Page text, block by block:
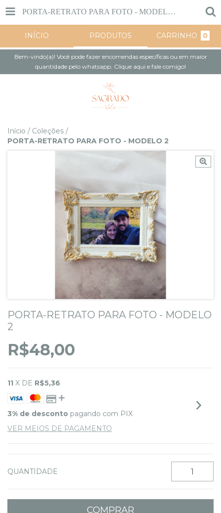
PORTA-RETRATO PARA FOTO - MODELO 2
INÍCIO PRODUTOS CARRINHO 0
Bem-vindo(a)! Você pode fazer encomendas específicas ou em maior
quantidade pelo whatsapp. Clique aqui e fale comigo!
Início / Coleções /
PORTA-RETRATO PARA FOTO - MODELO 2
PORTA-RETRATO PARA FOTO - MODELO
2
R$48,00
11 X DE R$5,36
3% de desconto pagando com PIX
VER MEIOS DE PAGAMENTO
QUANTIDADE